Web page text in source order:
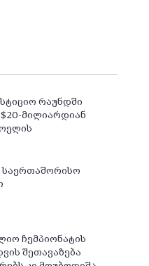
რაუნდში
$20-მილიარდიან
საერთაშორისო
ჩემპიონატის
შეთავაზება